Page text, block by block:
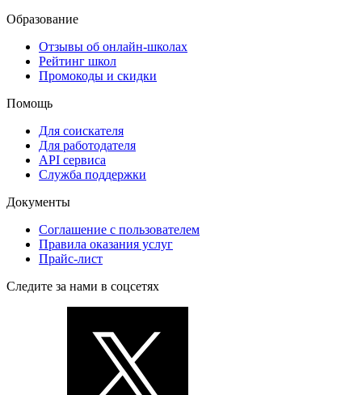
Образование
Отзывы об онлайн-школах
Рейтинг школ
Промокоды и скидки
Помощь
Для соискателя
Для работодателя
API сервиса
Служба поддержки
Документы
Соглашение с пользователем
Правила оказания услуг
Прайс-лист
Следите за нами в соцсетях